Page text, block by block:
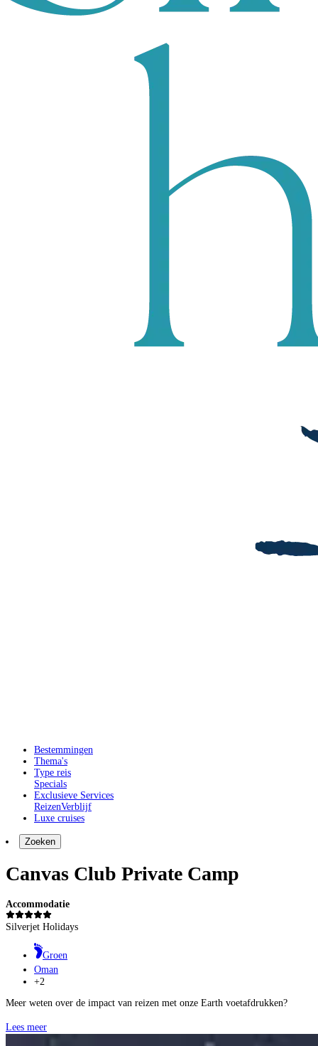
Bestemmingen
Thema's
Type reis
Specials
Exclusieve Services
ReizenVerblijf
Luxe cruises
Zoeken
Canvas Club Private Camp
Accommodatie
Silverjet Holidays
Groen
Oman
+2
Meer weten over de impact van reizen met onze Earth voetafdrukken?
Lees meer